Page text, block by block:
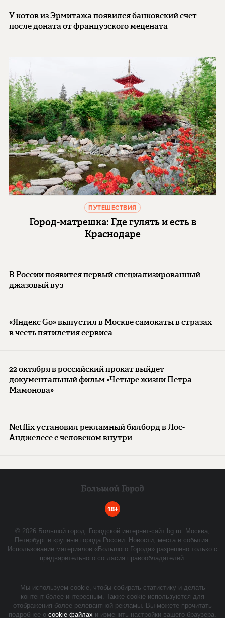
У котов из Эрмитажа появился банковский счет
после доната от французского мецената
ПУТЕШЕСТВИЯ
Город-матрешка: Где гулять и есть в
Краснодаре
В России появится первый специализированный
джазовый вуз
«Яндекс Go» выпустил в Москве самокаты в стразах
в честь пятилетия сервиса
22 октября в российский прокат выйдет
документальный фильм «Четыре жизни Петра
Мамонова»
Netflix установил рекламный билборд в Лос-
Анджелесе с человеком внутри
18+
© 2026 Большой город. Городской интернет-сайт bg.ru. Москва,
Петербург и крупные города России. Новости, места и события.
Использование материалов «Большого Города» разрешено только с
предварительного согласия правообладателей.
Мы используем cookie, чтобы собирать статистику и делать
контент более интересным. Также cookie используются для
отображения более релевантной рекламы. Вы можете прочитать
подробнее о cookie-файлах и изменить настройки вашего браузера.